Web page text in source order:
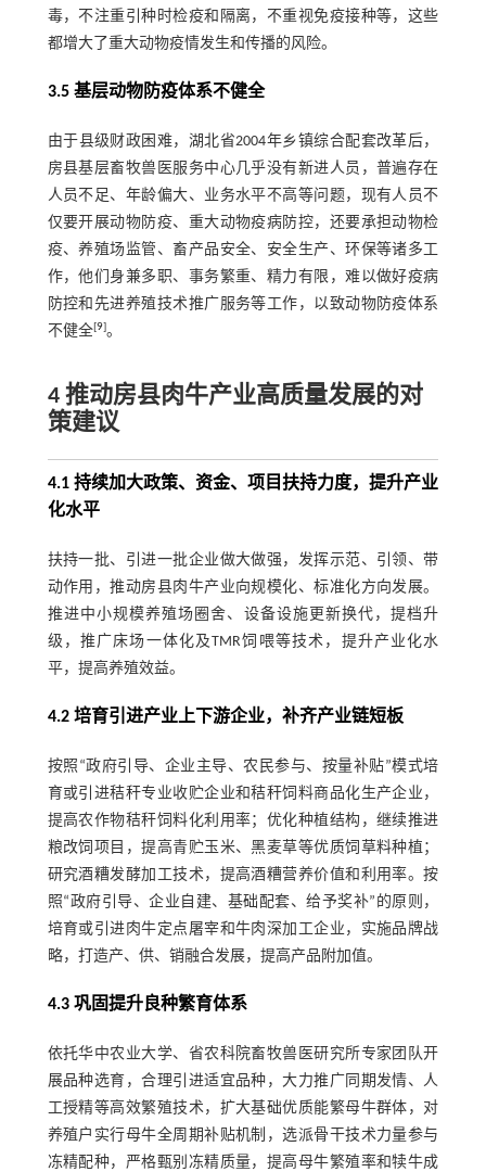
毒，不注重引种时检疫和隔离，不重视免疫接种等，这些
都增大了重大动物疫情发生和传播的风险。
3.5 基层动物防疫体系不健全
由于县级财政困难，湖北省2004年乡镇综合配套改革后，
房县基层畜牧兽医服务中心几乎没有新进人员，普遍存在
人员不足、年龄偏大、业务水平不高等问题，现有人员不
仅要开展动物防疫、重大动物疫病防控，还要承担动物检
疫、养殖场监管、畜产品安全、安全生产、环保等诸多工
作，他们身兼多职、事务繁重、精力有限，难以做好疫病
防控和先进养殖技术推广服务等工作，以致动物防疫体系
不健全[9]。
4 推动房县肉牛产业高质量发展的对
策建议
4.1 持续加大政策、资金、项目扶持力度，提升产业
化水平
扶持一批、引进一批企业做大做强，发挥示范、引领、带
动作用，推动房县肉牛产业向规模化、标准化方向发展。
推进中小规模养殖场圈舍、设备设施更新换代，提档升
级，推广床场一体化及TMR饲喂等技术，提升产业化水
平，提高养殖效益。
4.2 培育引进产业上下游企业，补齐产业链短板
按照“政府引导、企业主导、农民参与、按量补贴”模式培
育或引进秸秆专业收贮企业和秸秆饲料商品化生产企业，
提高农作物秸秆饲料化利用率；优化种植结构，继续推进
粮改饲项目，提高青贮玉米、黑麦草等优质饲草料种植；
研究酒糟发酵加工技术，提高酒糟营养价值和利用率。按
照“政府引导、企业自建、基础配套、给予奖补”的原则，
培育或引进肉牛定点屠宰和牛肉深加工企业，实施品牌战
略，打造产、供、销融合发展，提高产品附加值。
4.3 巩固提升良种繁育体系
依托华中农业大学、省农科院畜牧兽医研究所专家团队开
展品种选育，合理引进适宜品种，大力推广同期发情、人
工授精等高效繁殖技术，扩大基础优质能繁母牛群体，对
养殖户实行母牛全周期补贴机制，选派骨干技术力量参与
冻精配种，严格甄别冻精质量，提高母牛繁殖率和犊牛成